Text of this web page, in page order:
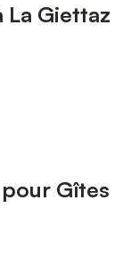
Giettaz
Gîtes